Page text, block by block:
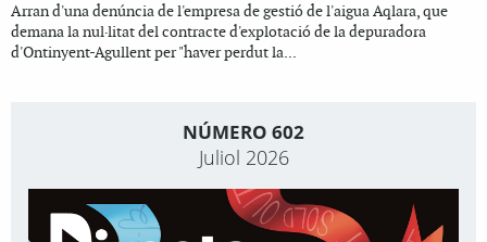
Arran d'una denúncia de l'empresa de gestió de l'aigua Aqlara, que
demana la nul·litat del contracte d'explotació de la depuradora
d'Ontinyent-Agullent per "haver perdut la...
NÚMERO 602
Juliol 2026